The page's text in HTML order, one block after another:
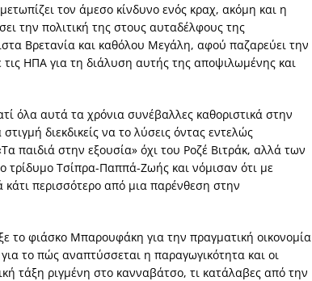
τον άμεσο κίνδυνο ενός κραχ, ακόμη και η
την πολιτική της στους αυταδέλφους της
Βρετανία και καθόλου Μεγάλη, αφού παζαρεύει την
ΗΠΑ για τη διάλυση αυτής της αποψιλωμένης και
όλα αυτά τα χρόνια συνέβαλλες καθοριστικά στην
διεκδικείς να το λύσεις όντας εντελώς
παιδιά στην εξουσία» όχι του Ροζέ Βιτράκ, αλλά των
Τσίπρα-Παππά-Ζωής και νόμισαν ότι με
περισσότερο από μια παρένθεση στην
το φιάσκο Μπαρουφάκη για την πραγματική οικονομία
το πώς αναπτύσσεται η παραγωγικότητα και οι
τάξη ριγμένη στο κανναβάτσο, τι κατάλαβες από την